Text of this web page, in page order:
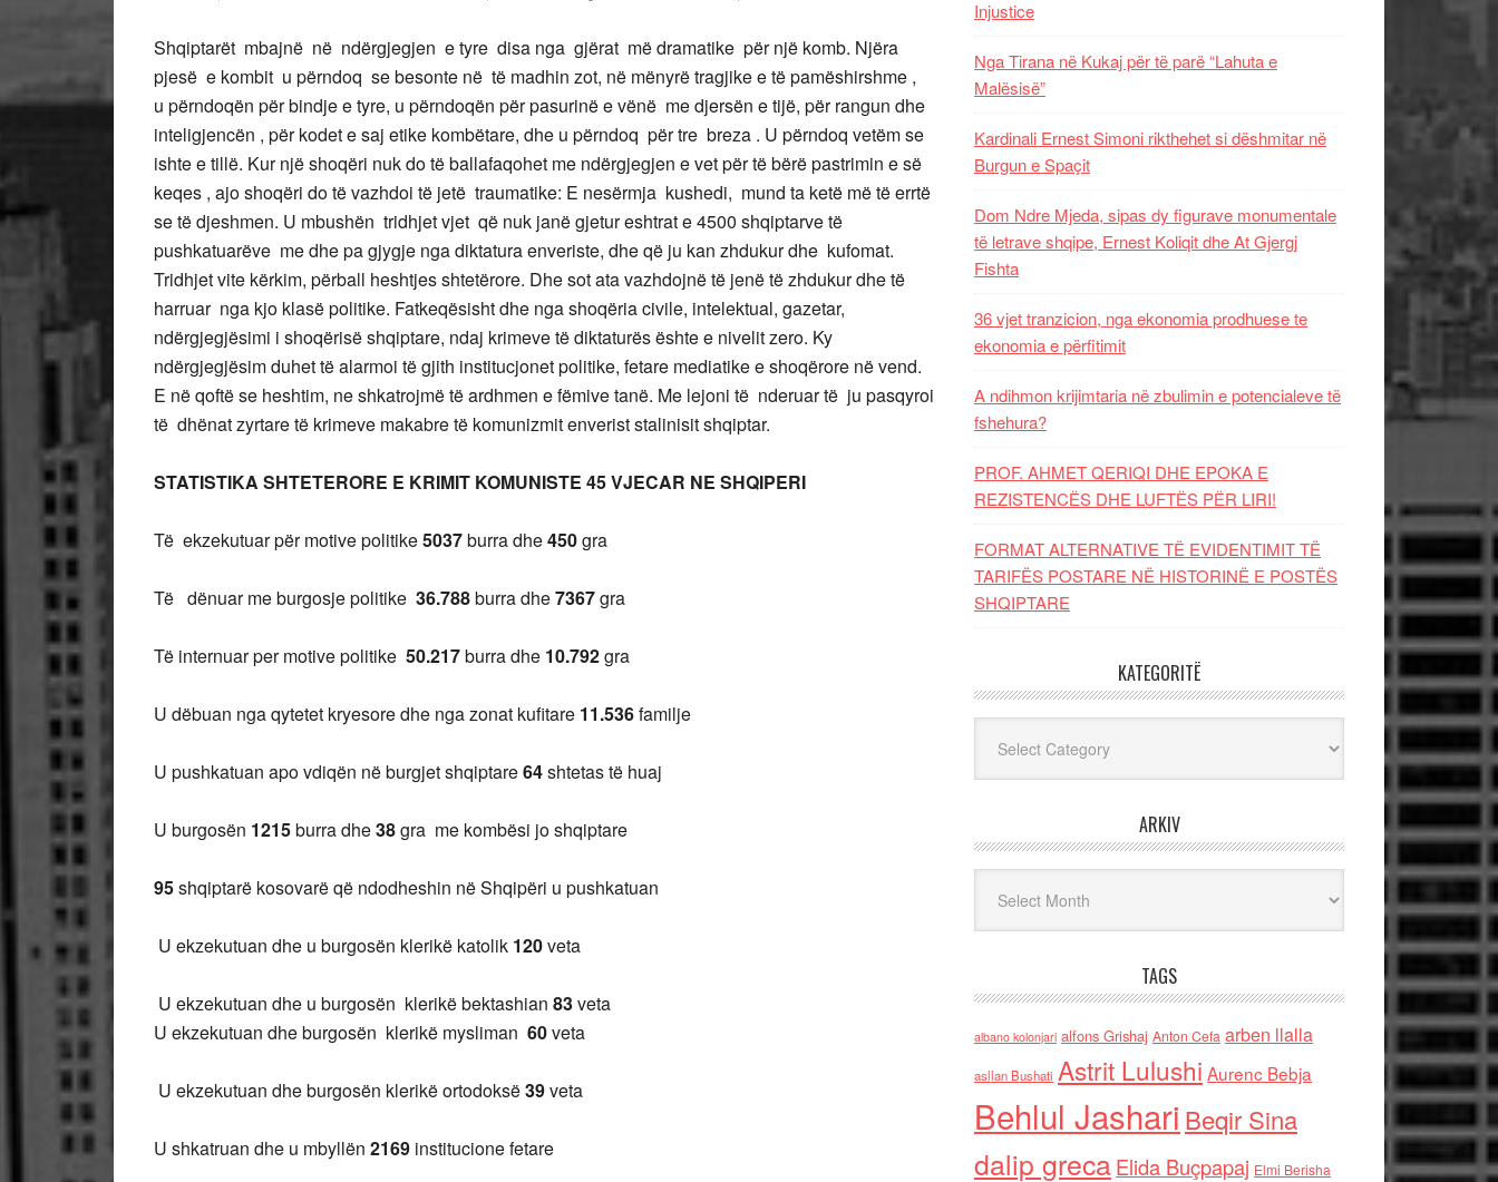
Shqiptarët mbajnë në ndërgjegjen e tyre disa nga gjërat më dramatike për një komb. Njëra
pjesë e kombit u përndoq se besonte në të madhin zot, në mënyrë tragjike e të pamëshirshme ,
u përndoqën për bindje e tyre, u përndoqën për pasurinë e vënë me djersën e tijë, për rangun dhe
inteligjencën , për kodet e saj etike kombëtare, dhe u përndoq për tre breza . U përndoq vetëm se
ishte e tillë. Kur një shoqëri nuk do të ballafaqohet me ndërgjegjen e vet për të bërë pastrimin e së
keqes , ajo shoqëri do të vazhdoi të jetë traumatike: E nesërmja kushedi, mund ta ketë më të errtë
se të djeshmen. U mbushën tridhjet vjet që nuk janë gjetur eshtrat e 4500 shqiptarve të
pushkatuarëve me dhe pa gjygje nga diktatura enveriste, dhe që ju kan zhdukur dhe kufomat.
Tridhjet vite kërkim, përball heshtjes shtetërore. Dhe sot ata vazhdojnë të jenë të zhdukur dhe të
harruar nga kjo klasë politike. Fatkeqësisht dhe nga shoqëria civile, intelektual, gazetar,
ndërgjegjësimi i shoqërisë shqiptare, ndaj krimeve të diktaturës ështe e nivelit zero. Ky
ndërgjegjësim duhet të alarmoi të gjith institucjonet politike, fetare mediatike e shoqërore në vend.
E në qoftë se heshtim, ne shkatrojmë të ardhmen e fëmive tanë. Me lejoni të nderuar të ju pasqyroi
të dhënat zyrtare të krimeve makabre të komunizmit enverist stalinisit shqiptar.
STATISTIKA SHTETERORE E KRIMIT KOMUNISTE 45 VJECAR NE SHQIPERI
Të ekzekutuar për motive politike5037burra dhe450gra
Të dënuar me burgosje politike 36.788burra dhe7367gra
Të internuar per motive politike 50.217burra dhe 10.792gra
U dëbuan nga qytetet kryesore dhe nga zonat kufitare 11.536familje
U pushkatuan apo vdiqën në burgjet shqiptare64shtetas të huaj
U burgosën 1215burra dhe38gra me kombësi jo shqiptare
95shqiptarë kosovarë që ndodheshin në Shqipëri u pushkatuan
U ekzekutuan dhe u burgosën klerikë katolik 120veta
U ekzekutuan dhe u burgosën klerikë bektashian 83veta
U ekzekutuan dhe burgosën klerikë mysliman 60veta
U ekzekutuan dhe burgosën klerikë ortodoksë39veta
U shkatruan dhe u mbyllën 2169 institucione fetare
Injustice
Nga Tirana në Kukaj për të parë “Lahuta e
Malësisë”
Kardinali Ernest Simoni rikthehet si dëshmitar në
Burgun e Spaçit
Dom Ndre Mjeda, sipas dy figurave monumentale
të letrave shqipe, Ernest Koliqit dhe At Gjergj
Fishta
36 vjet tranzicion, nga ekonomia prodhuese te
ekonomia e përfitimit
A ndihmon krijimtaria në zbulimin e potencialeve të
fshehura?
PROF. AHMET QERIQI DHE EPOKA E
REZISTENCЁS DHE LUFTЁS PЁR LIRI!
FORMAT ALTERNATIVE TË EVIDENTIMIT TË
TARIFËS POSTARE NË HISTORINË E POSTËS
SHQIPTARE
KATEGORITË
ARKIV
TAGS
albano kolonjari alfons Grishaj Anton Cefa arben llalla
asllan Bushati Astrit Lulushi Aurenc Bebja
Behlul Jashari Beqir Sina
dalip grecaElida Buçpapaj Elmi Berisha